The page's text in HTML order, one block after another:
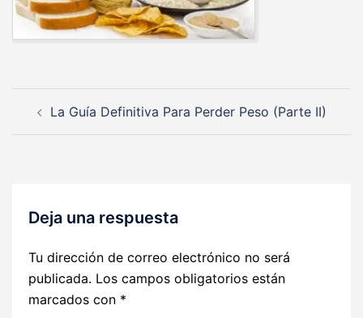
La Guía Definitiva Para Perder Peso (Parte II)
Deja una respuesta
Tu dirección de correo electrónico no será
publicada. Los campos obligatorios están
marcados con *